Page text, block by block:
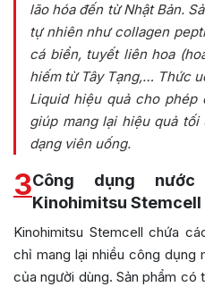
lão hóa đến từ Nhật Bản.
tự nhiên như collagen
cá biển, tuyết liên hoa
hiếm từ Tây Tạng,… Thức
Liquid hiệu quả cho
giúp mang lại hiệu quả
dạng viên uống.
3Công dụng
Kinohimitsu Stemcell
Kinohimitsu Stemcell chứa
chỉ mang lại nhiều công dụng
của người dùng. Sản phẩm có